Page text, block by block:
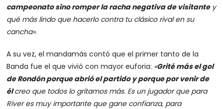
campeonato sino romper la racha negativa de visitantey
qué más lindo que hacerlo contra tu clásico rival en su
cancha».
A su vez, el mandamás contó que el primer tanto de la
Banda fue el que vivió con mayor euforia: «Grité más el gol
de Rondón porque abrió el partido y porque por venir de
élcreo que todos lo gritamos más. Es un jugador que para
River es muy importante que gane confianza, para